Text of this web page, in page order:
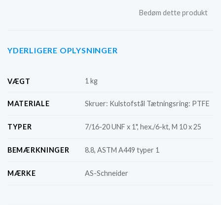
Bedøm dette produkt
YDERLIGERE OPLYSNINGER
VÆGT 1 kg
MATERIALE Skruer: Kulstofstål Tætningsring: PTFE
TYPER 7/16-20 UNF x 1", hex./6-kt, M 10 x 25
BEMÆRKNINGER 8.8, ASTM A449 typer 1
MÆRKE AS-Schneider